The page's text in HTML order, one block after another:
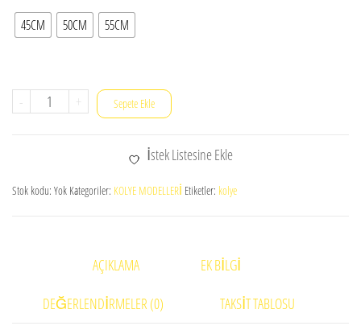
260.00₺
45CM 50CM 55CM
-
NAZAR
GOLD
+ Sepete Ekle
İstek Listesine Ekle
Stok kodu: Yok Kategoriler: KOLYE MODELLERİ Etiketler: kolye
AÇIKLAMA
EK BILGI
DEĞERLENDIRMELER (0)
TAKSIT TABLOSU